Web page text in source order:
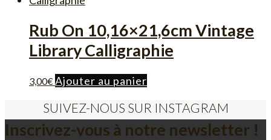
Rub On 10,16×21,6cm Vintage
Library Calligraphie
3,00€ Ajouter au panier
SUIVEZ-NOUS SUR INSTAGRAM
Inscrivez-vous à notre newsletter !